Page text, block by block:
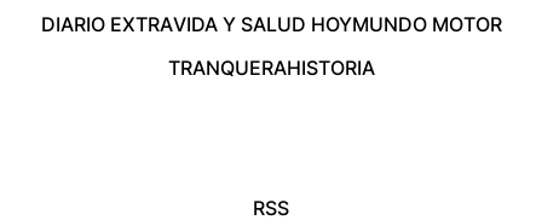
DIARIO EXTRAVIDA Y SALUD HOYMUNDO MOTOR
TRANQUERAHISTORIA
RSS